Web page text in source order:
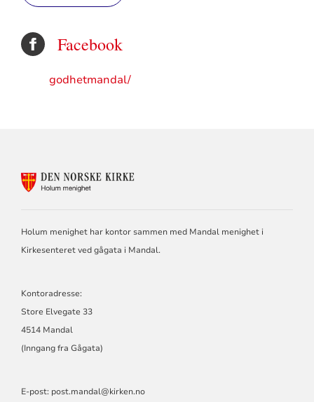
Facebook
godhetmandal/
Holum menighet har kontor sammen med Mandal menighet i
Kirkesenteret ved gågata i Mandal.
Kontoradresse:
Store Elvegate 33
4514 Mandal
(Inngang fra Gågata)
E-post: post.mandal@kirken.no